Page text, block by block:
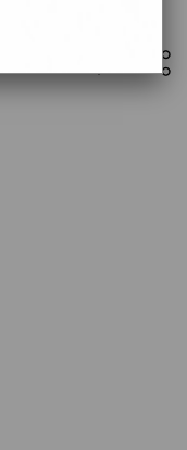
- Siyah /